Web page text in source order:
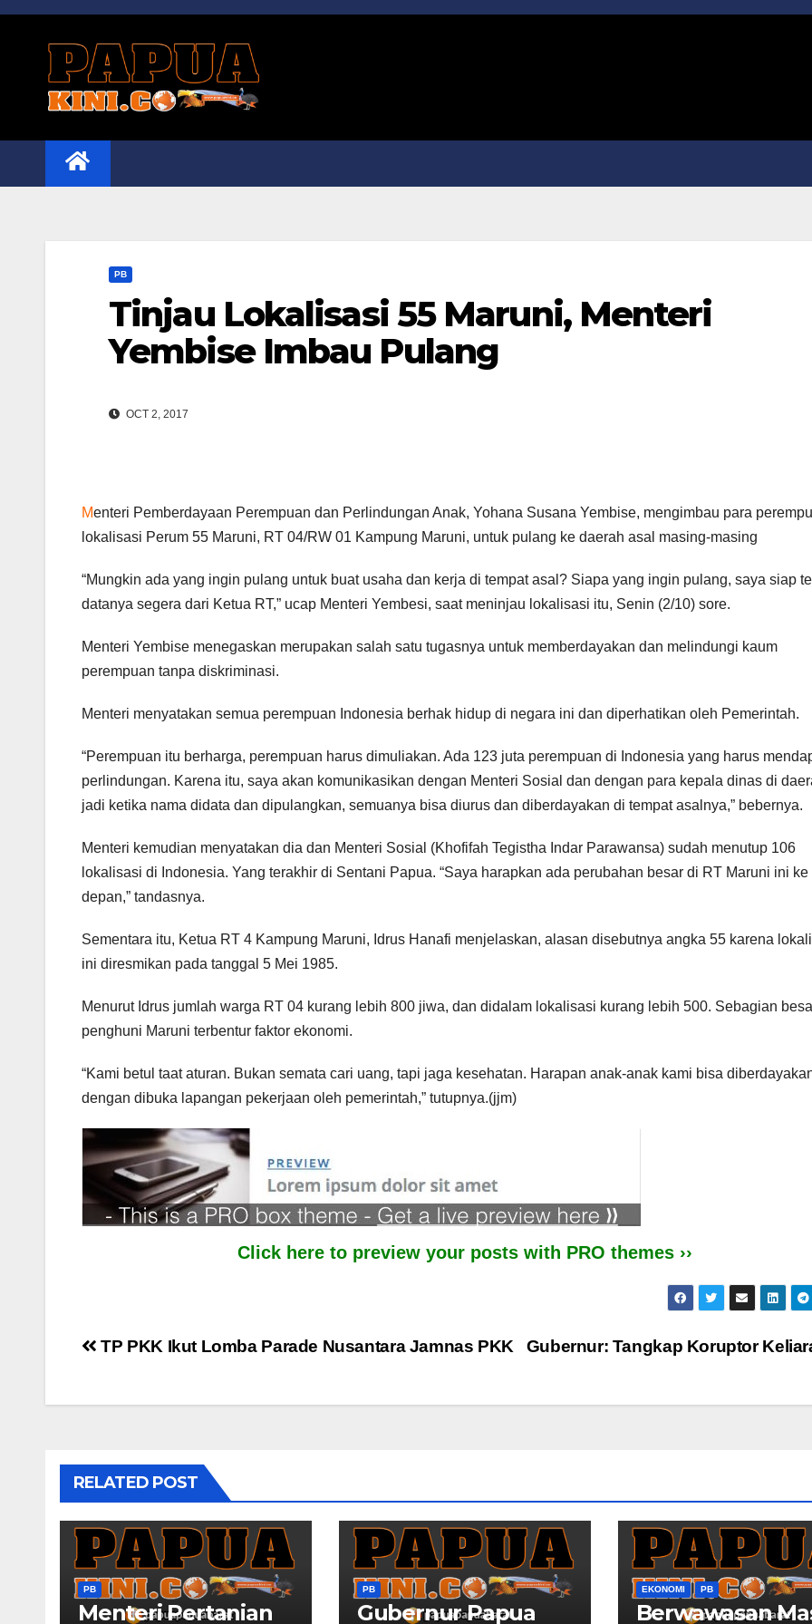
Skip
PB
Tinjau Lokalisasi 55 Maruni, Menteri
Yembise Imbau Pulang
OCT 2, 2017
Menteri Pemberdayaan Perempuan dan Perlindungan Anak, Yohana Susana Yembise, mengimbau para
lokalisasi Perum 55 Maruni, RT 04/RW 01 Kampung Maruni, untuk pulang ke daerah asal masing-masing
“Mungkin ada yang ingin pulang untuk buat usaha dan kerja di tempat asal? Siapa yang ingin pulang, saya siap
datanya segera dari Ketua RT,” ucap Menteri Yembesi, saat meninjau lokalisasi itu, Senin (2/10) sore.
Menteri Yembise menegaskan merupakan salah satu tugasnya untuk memberdayakan dan melindungi kaum
perempuan tanpa diskriminasi.
Menteri menyatakan semua perempuan Indonesia berhak hidup di negara ini dan diperhatikan oleh Pemerintah.
“Perempuan itu berharga, perempuan harus dimuliakan. Ada 123 juta perempuan di Indonesia yang harus
perlindungan. Karena itu, saya akan komunikasikan dengan Menteri Sosial dan dengan para kepala dinas di
jadi ketika nama didata dan dipulangkan, semuanya bisa diurus dan diberdayakan di tempat asalnya,” bebernya.
Menteri kemudian menyatakan dia dan Menteri Sosial (Khofifah Tegistha Indar Parawansa) sudah menutup 106
lokalisasi di Indonesia. Yang terakhir di Sentani Papua. “Saya harapkan ada perubahan besar di RT Maruni ini ke
depan,” tandasnya.
Sementara itu, Ketua RT 4 Kampung Maruni, Idrus Hanafi menjelaskan, alasan disebutnya angka 55 karena
ini diresmikan pada tanggal 5 Mei 1985.
Menurut Idrus jumlah warga RT 04 kurang lebih 800 jiwa, dan didalam lokalisasi kurang lebih 500. Sebagian
penghuni Maruni terbentur faktor ekonomi.
“Kami betul taat aturan. Bukan semata cari uang, tapi jaga kesehatan. Harapan anak-anak kami bisa
dengan dibuka lapangan pekerjaan oleh pemerintah,” tutupnya.(jjm)
Click here to preview your posts with PRO themes ››
Post
Gubernur: Tangkap Koruptor
TP PKK Ikut Lomba Parade Nusantara Jamnas PKK
RELATED POST
PB
Menteri Pertanian
PB
Gubernur Papua
EKONOMI PB
Berwawasan